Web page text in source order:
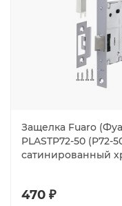
Защелка Fuaro
PLASTP72-50 (P72-
сатинированный
470 ₽